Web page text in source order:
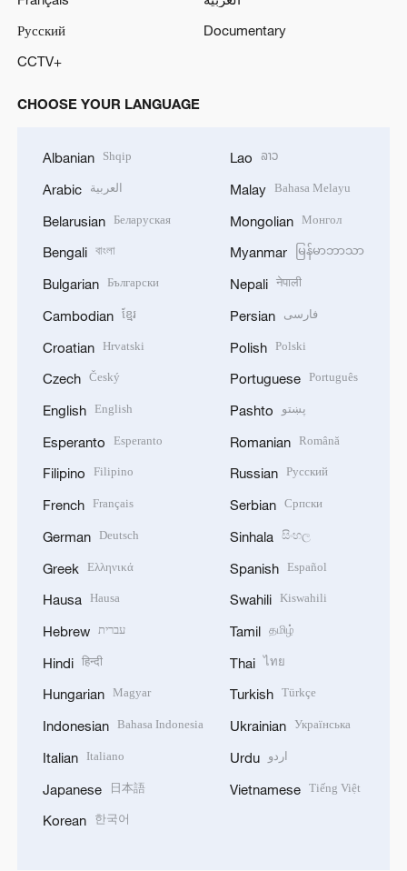
Русский
Documentary
CCTV+
CHOOSE YOUR LANGUAGE
Albanian Shqip
Arabic العربية
Belarusian Беларуская
Bengali বাংলা
Bulgarian Български
Cambodian ខ្មែរ
Croatian Hrvatski
Czech Český
English English
Esperanto Esperanto
Filipino Filipino
French Français
German Deutsch
Greek Ελληνικά
Hausa Hausa
Hebrew עברית
Hindi हिन्दी
Hungarian Magyar
Indonesian Bahasa Indonesia
Italian Italiano
Japanese 日本語
Korean 한국어
Lao ລາວ
Malay Bahasa Melayu
Mongolian Монгол
Myanmar မြန်မာဘာသာ
Nepali नेपाली
Persian فارسی
Polish Polski
Portuguese Português
Pashto پښتو
Romanian Română
Russian Русский
Serbian Српски
Sinhala සිංහල
Spanish Español
Swahili Kiswahili
Tamil தமிழ்
Thai ไทย
Turkish Türkçe
Ukrainian Українська
Urdu اردو
Vietnamese Tiếng Việt